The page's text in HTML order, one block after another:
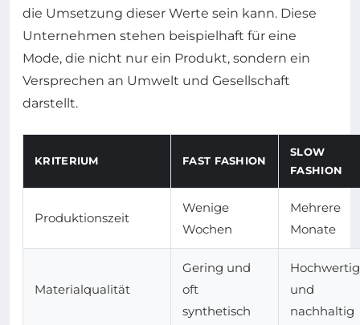
die Umsetzung dieser Werte sein kann. Diese
Unternehmen stehen beispielhaft für eine
Mode, die nicht nur ein Produkt, sondern ein
Versprechen an Umwelt und Gesellschaft
darstellt.
KRITERIUM FAST FASHION
SLOW
FASHION
Produktionszeit
Wenige
Wochen
Mehrere
Monate
Materialqualität
Gering und
oft
synthetisch
Hochwertig
und
nachhaltig